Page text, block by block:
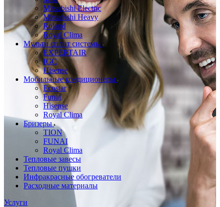
Mitsubishi Electric
Mitsubishi Heavy
Roland
Royal Clima
Мульти сплит системы
EXPERTAIR
IGC
Hisense
Мобильные кондиционеры
Ecostar
Funai
Hisense
Royal Clima
Бризеры
TION
FUNAI
Royal Clima
Тепловые завесы
Тепловые пушки
Инфракрасные обогреватели
Расходные материалы
Услуги